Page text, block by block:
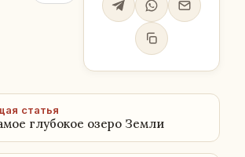
статья
глубокое озеро Земли